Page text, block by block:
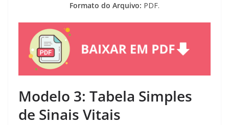
Formato do Arquivo: PDF.
Modelo 3: Tabela Simples
de Sinais Vitais